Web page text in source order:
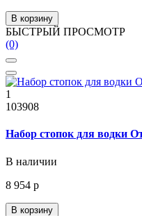
В корзину
БЫСТРЫЙ ПРОСМОТР
(0)
1
103908
Набор стопок для водки
В наличии
8 954 р
В корзину